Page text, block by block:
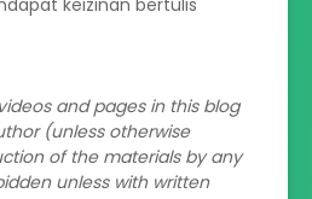
and pages in this blog
(unless otherwise
of the materials by any
unless with written